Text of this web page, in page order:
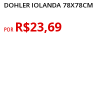
DOHLER IOLANDA 78X78CM
POR R$23,69